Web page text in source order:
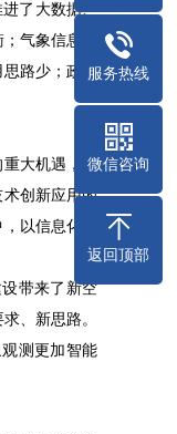
了大数据、
气象信息化
路少；政务
大机遇，要
创新应用的
以信息化推
带来了新空
、新思路。
测更加智能
服务热线
微信咨询
返回顶部